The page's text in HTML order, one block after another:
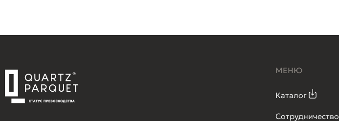
МЕНЮ
Каталог
Сотрудничество